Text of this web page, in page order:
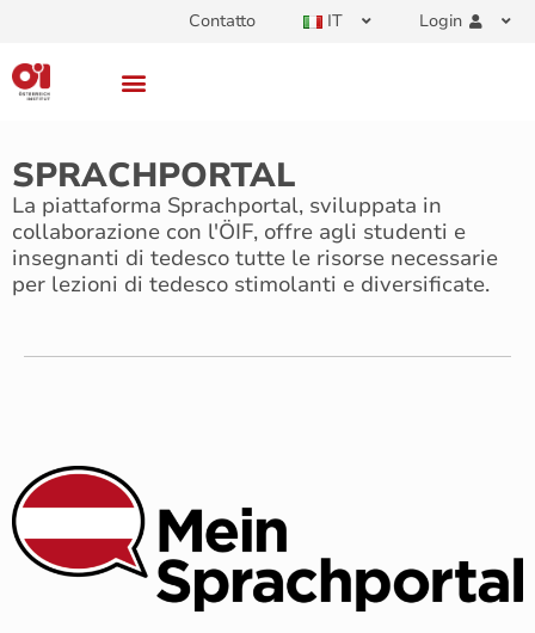
Contatto IT Login
SPRACHPORTAL
La piattaforma Sprachportal, sviluppata in
collaborazione con l'ÖIF, offre agli studenti e
insegnanti di tedesco tutte le risorse necessarie
per lezioni di tedesco stimolanti e diversificate.